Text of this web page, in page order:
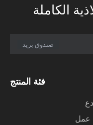
الكاملة
صندوق بريد
فئة المنتج
عمل